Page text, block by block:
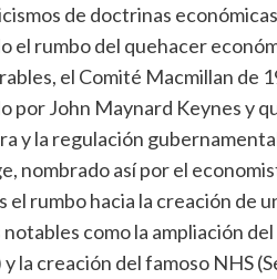
de doctrinas
el rumbo del quehacer
el Comité Macmillan de
por John Maynard Keynes y
y la regulación
nombrado así por el
rumbo hacia la creación de
como la ampliación
la creación del famoso NHS